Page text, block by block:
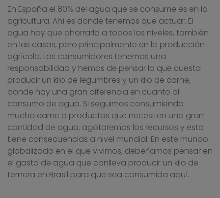
En España el 80% del agua que se consume es en la
agricultura. Ahí es donde tenemos que actuar. El
agua hay que ahorrarla a todos los niveles, también
en las casas, pero principalmente en la producción
agrícola. Los consumidores tenemos una
responsabilidad y hemos de pensar lo que cuesta
producir un kilo de legumbres y un kilo de carne,
donde hay una gran diferencia en cuanto al
consumo de agua. Si seguimos consumiendo
mucha carne o productos que necesiten una gran
cantidad de agua, agotaremos los recursos y esto
tiene consecuencias a nivel mundial. En este mundo
globalizado en el que vivimos, deberíamos pensar en
el gasto de agua que conlleva producir un kilo de
ternera en Brasil para que sea consumida aquí.